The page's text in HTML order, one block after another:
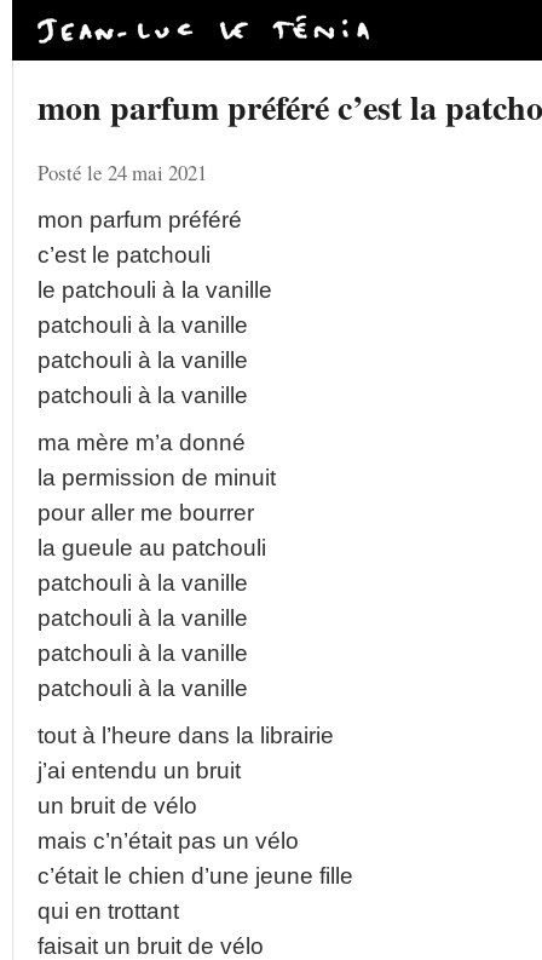
mon parfum préféré c’est la
Posté le 24 mai 2021
mon parfum préféré
c’est le patchouli
le patchouli à la vanille
patchouli à la vanille
patchouli à la vanille
patchouli à la vanille
ma mère m’a donné
la permission de minuit
pour aller me bourrer
la gueule au patchouli
patchouli à la vanille
patchouli à la vanille
patchouli à la vanille
patchouli à la vanille
tout à l’heure dans la librairie
j’ai entendu un bruit
un bruit de vélo
mais c’n’était pas un vélo
c’était le chien d’une jeune fille
qui en trottant
faisait un bruit de vélo